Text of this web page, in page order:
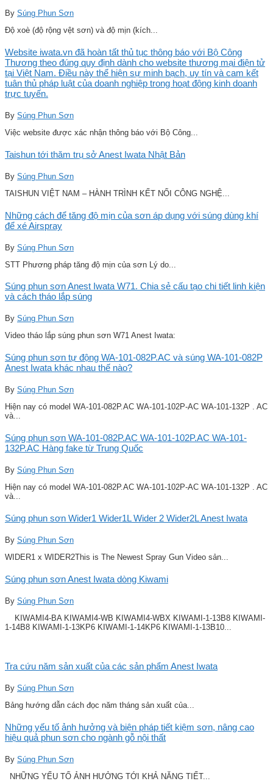
By Súng Phun Sơn
Độ xoè (độ rộng vệt sơn) và độ mịn (kích...
Website iwata.vn đã hoàn tất thủ tục thông báo với Bộ Công
Thương theo đúng quy định dành cho website thương mại điện tử
tại Việt Nam. Điều này thể hiện sự minh bạch, uy tín và cam kết
tuân thủ pháp luật của doanh nghiệp trong hoạt động kinh doanh
trực tuyến.
By Súng Phun Sơn
Việc website được xác nhận thông báo với Bộ Công...
Taishun tới thăm trụ sở Anest Iwata Nhật Bản
By Súng Phun Sơn
TAISHUN VIỆT NAM – HÀNH TRÌNH KẾT NỐI CÔNG NGHỆ...
Những cách để tăng độ mịn của sơn áp dụng với súng dùng khí
để xé Airspray
By Súng Phun Sơn
STT Phương pháp tăng độ mịn của sơn Lý do...
Súng phun sơn Anest Iwata W71. Chia sẻ cấu tạo chi tiết linh kiện
và cách tháo lắp súng
By Súng Phun Sơn
Video tháo lắp súng phun sơn W71 Anest Iwata:
Súng phun sơn tự động WA-101-082P.AC và súng WA-101-082P
Anest Iwata khác nhau thế nào?
By Súng Phun Sơn
Hiện nay có model WA-101-082P.AC WA-101-102P-AC WA-101-132P . AC
và...
Súng phun sơn WA-101-082P.AC WA-101-102P.AC WA-101-
132P.AC Hàng fake từ Trung Quốc
By Súng Phun Sơn
Hiện nay có model WA-101-082P.AC WA-101-102P-AC WA-101-132P . AC
và...
Súng phun sơn Wider1 Wider1L Wider 2 Wider2L Anest Iwata
By Súng Phun Sơn
WIDER1 x WIDER2This is The Newest Spray Gun Video sản...
Súng phun sơn Anest Iwata dòng Kiwami
By Súng Phun Sơn
KIWAMI4-BA KIWAMI4-WB KIWAMI4-WBX KIWAMI-1-13B8 KIWAMI-
1-14B8 KIWAMI-1-13KP6 KIWAMI-1-14KP6 KIWAMI-1-13B10...
Tra cứu năm sản xuất của các sản phẩm Anest Iwata
By Súng Phun Sơn
Bảng hướng dẫn cách đọc năm tháng sản xuất của...
Những yếu tố ảnh hưởng và biện pháp tiết kiệm sơn, nâng cao
hiệu quả phun sơn cho ngành gỗ nội thất
By Súng Phun Sơn
NHỮNG YẾU TỐ ẢNH HƯỞNG TỚI KHẢ NĂNG TIẾT...